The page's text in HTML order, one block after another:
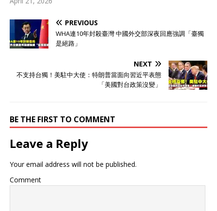
PREVIOUS
WHA連10年封殺臺灣 中國外交部深夜回應強調「臺獨
是絕路」
NEXT
不支持台獨！美駐中大使：特朗普當面向習近平表態
「美國對台政策沒變」
BE THE FIRST TO COMMENT
Leave a Reply
Your email address will not be published.
Comment